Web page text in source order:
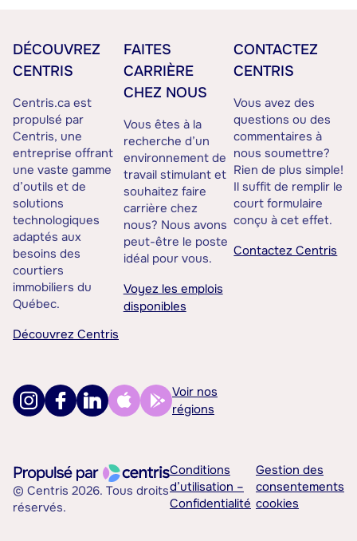
DÉCOUVREZ
CENTRIS
Centris.ca est
propulsé par
Centris, une
entreprise offrant
une vaste gamme
d’outils et de
solutions
technologiques
adaptés aux
besoins des
courtiers
immobiliers du
Québec.
Découvrez Centris
FAITES
CARRIÈRE
CHEZ NOUS
Vous êtes à la
recherche d’un
environnement de
travail stimulant et
souhaitez faire
carrière chez
nous? Nous avons
peut-être le poste
idéal pour vous.
Voyez les emplois
disponibles
CONTACTEZ
CENTRIS
Vous avez des
questions ou des
commentaires à
nous soumettre?
Rien de plus simple!
Il suffit de remplir le
court formulaire
conçu à cet effet.
Contactez Centris
Voir nos
régions
© Centris 2026. Tous droits
réservés.
Conditions
d’utilisation –
Confidentialité
Gestion des
consentements
cookies